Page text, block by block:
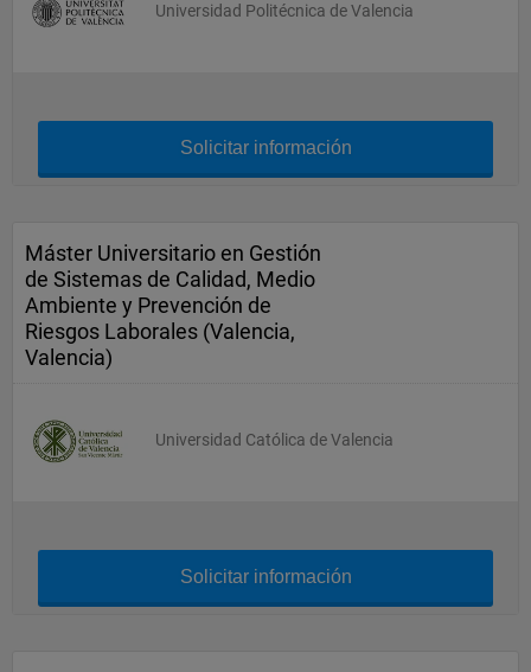
Universidad Politécnica de Valencia
Solicitar información
Máster Universitario en Gestión
de Sistemas de Calidad, Medio
Ambiente y Prevención de
Riesgos Laborales (Valencia,
Valencia)
Universidad Católica de Valencia
Solicitar información